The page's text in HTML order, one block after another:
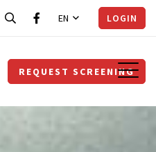
EN LOGIN
REQUEST SCREENING